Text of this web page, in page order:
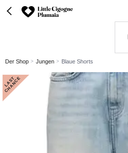
Der Shop Jungen Blaue Shorts
L
A
S
T
C
H
A
N
C
E